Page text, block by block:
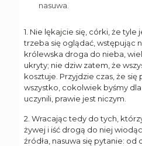
nasuwa.
1. Nie lękajcie się, córki, że tyle
trzeba się oglądać, wstępując
królewska droga do nieba,
ukryty; nie dziw zatem, że
kosztuje. Przyjdzie czas, że
wszystko, cokolwiek byśmy
uczynili, prawie jest niczym.
2. Wracając tedy do tych,
żywej i iść drogą do niej
źródła, nasuwa się pytanie: od